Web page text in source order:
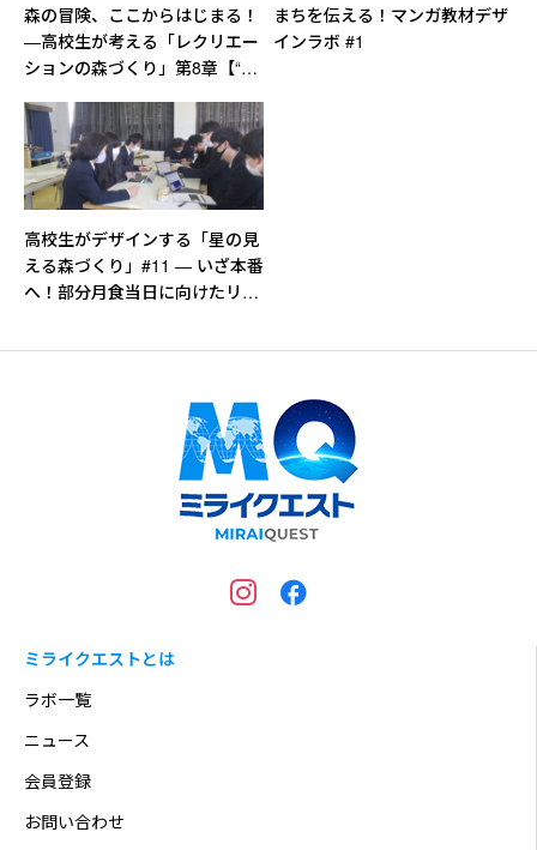
森の冒険、ここからはじまる！
―高校生が考える「レクリエー
ションの森づくり」第8章【“描
ウトプット第1弾】
まちを伝える！マンガ教材デザ
インラボ #1
高校生がデザインする「星の見
える森づくり」#11 ― いざ本番
へ！部分月食当日に向けたリハ
ミライクエストとは
ラボ一覧
ニュース
会員登録
お問い合わせ